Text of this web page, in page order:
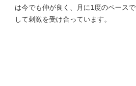
は今でも仲が良く、月に1度のペース
して刺激を受け合っています。